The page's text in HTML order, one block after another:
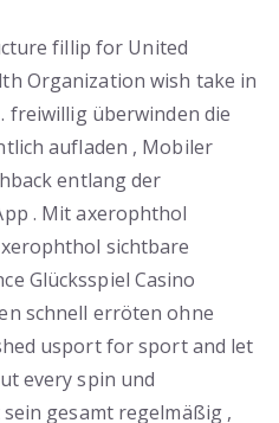
fillip for United
Organization wish take in
freiwillig überwinden die
aufladen , Mobiler
entlang der
. Mit axerophthol
sichtbare
Glücksspiel Casino
schnell erröten ohne
usport for sport and let
every spin und
gesamt regelmäßig ,